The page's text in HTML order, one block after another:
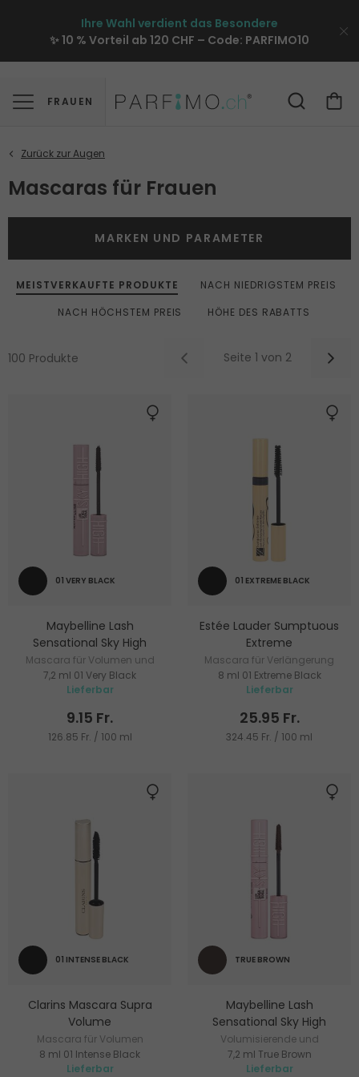
Ihre Wahl verdient das Besondere
✨ 10 % Vorteil ab 120 CHF – Code: PARFIMO10
FRAUEN
Mascaras für Frauen
MEISTVERKAUFTE PRODUKTE
NACH NIEDRIGSTEM PREIS
NACH HÖCHSTEM PREIS
HÖHE DES RABATTS
100 Produkte Seite 1 von 2
MARKEN UND PARAMETER
01 VERY BLACK
Maybelline Lash
Sensational Sky High
Mascara für Volumen und
Verlängerung
7,2 ml 01 Very Black
Lieferbar
9.15 Fr.
126.85 Fr. / 100 ml
01 EXTREME BLACK
Estée Lauder Sumptuous
Extreme
Mascara für Verlängerung
und Volumen
8 ml 01 Extreme Black
Lieferbar
25.95 Fr.
324.45 Fr. / 100 ml
01 INTENSE BLACK
Clarins Mascara Supra
Volume
Mascara für Volumen
8 ml 01 Intense Black
Lieferbar
TRUE BROWN
Maybelline Lash
Sensational Sky High
Volumisierende und
verlängernde Mascara
7,2 ml True Brown
Lieferbar